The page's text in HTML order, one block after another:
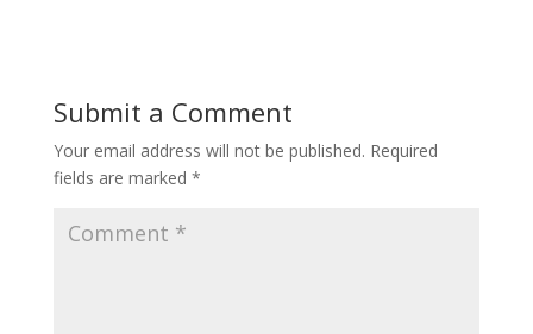
Submit a Comment
Your email address will not be published. Required
fields are marked *